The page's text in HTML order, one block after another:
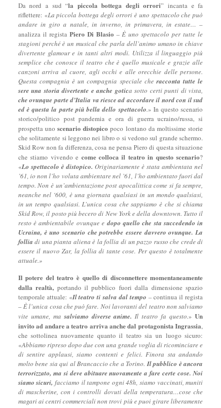
Da nord a sud “la piccola bottega degli orrori” incanta e fa
riflettere: «La piccola bottega degli orrori è uno spettacolo che può
andare in giro a natale, in inverno, in primavera, in estate… –
analizza il regista Piero Di Blasio –È uno spettacolo per tutte le
stagioni perché è un musical che parla dell’animo umano in chiave
divertente glamour e in tanti altri modi. Utilizza il linguaggio più
semplice che conosce il teatro che è quello musicale e grazie alle
canzoni arriva al cuore, agli occhi e alle orecchie delle persone.
Questa compagnia è un compagnia speciale che racconta tutte le
sere una storia divertente e anche gotica sotto certi punti di vista,
che ovunque parte d’Italia va riesce ad accordare il nord con il sud
ed è questa la parte più bella dello spettacolo.» In questo scenario
storico/politico post pandemia e ora di guerra ucraino/russa, si
prospetta unoscenario distopico poco lontano da moltissime storie
che solitamente si leggono nei libro o si vedono sul grande schermo.
Skid Row non fa differenza, cosa ne pensa Piero di questa situazione
che stiamo vivendo e come colloca il teatro in questo scenario?
«Lo spettacolo è distopico. Originariamente è stata ambientata nel
’61, io non l’ho voluta ambientare nel ’61, l’ho ambientato fuori dal
tempo. Non è un’ambientazione post apocalittica come si fa sempre,
neanche nel ‘600, è una giornata qualsiasi in un mondo qualsiasi,
in un tempo qualsiasi. L’unica cosa che sappiamo è che si chiama
Skid Row, il posto più becero di New York e della downtown. Tutto il
resto è ambientabile ovunque edopo quello che sta succedendo in
Ucraina, è uno scenario che potrebbe essere davvero ovunque. La
follia di una pianta aliena è la follia di un pazzo russo che crede di
essere il nuovo Zar, la follia di tante cose. Per questo è totalmente
attuale.»
Il potere del teatro è quello di disconnettere momentaneamente
dalla realtà, portando il pubblico fuori dalla dimensione spazio
temporale attuale: «Il teatro ti salva dal tempo –continua il regista
–È l’unica cosa che può fare. Noi lavoranti del teatro non salviamo
vite umane, masalviamo diverse anime. Il teatro fa questo.»Un
invito ad andare a teatro arriva anche dal protagonista Ingrassia,
che sottolinea nuovamente quanto il teatro sia un luogo sicuro:
«Abbiamo ripreso dopo due con una grande voglia di ricominciare e
di sentire applausi, siamo contenti e felici. Finora sta andando
molto bene sia qui al Brancaccio che a Torino.Il pubblico è ancora
terrorizzato, ma si deve abituare nuovamente a fare certe cose. Noi
siamo sicuri, facciamo il tampone ogni 48h, siamo vaccinati, muniti
di mascherine, con i controlli dovuti della temperatura…cose che
magari ai centri commerciali non trovi più e puoi girare liberamente